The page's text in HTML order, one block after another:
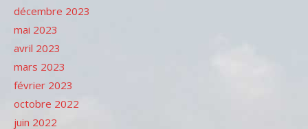
décembre 2023
mai 2023
avril 2023
mars 2023
février 2023
octobre 2022
juin 2022